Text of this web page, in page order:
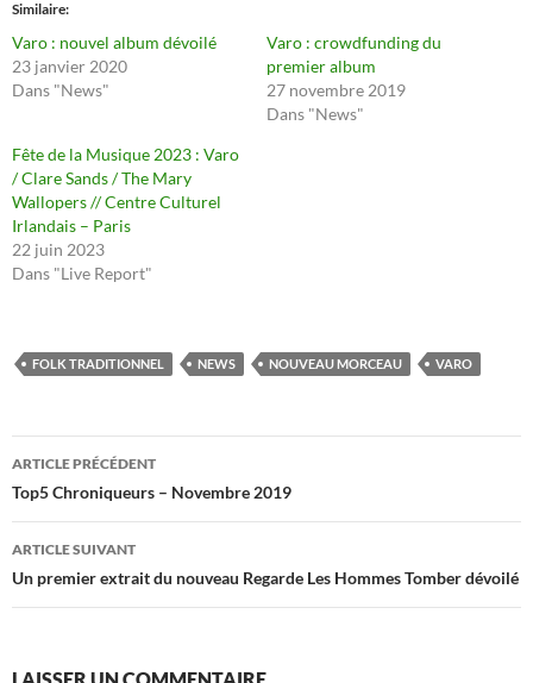
Similaire
Varo : nouvel album dévoilé
23 janvier 2020
Dans "News"
Varo : crowdfunding du
premier album
27 novembre 2019
Dans "News"
Fête de la Musique 2023 : Varo
/ Clare Sands / The Mary
Wallopers // Centre Culturel
Irlandais – Paris
22 juin 2023
Dans "Live Report"
FOLK TRADITIONNEL NEWS NOUVEAU MORCEAU VARO
Navigation
des
articles
ARTICLE PRÉCÉDENT
Top5 Chroniqueurs – Novembre 2019
ARTICLE SUIVANT
Un premier extrait du nouveau Regarde Les Hommes Tomber dévoilé